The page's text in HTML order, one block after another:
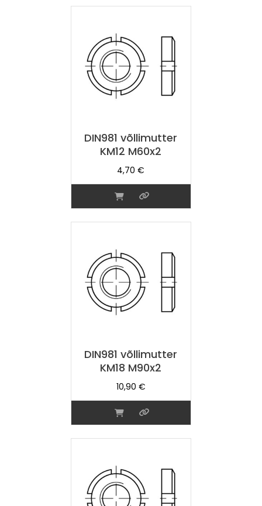
DIN981 võllimutter
KM12 M60x2
4,70€
DIN981 võllimutter
KM18 M90x2
10,90 €